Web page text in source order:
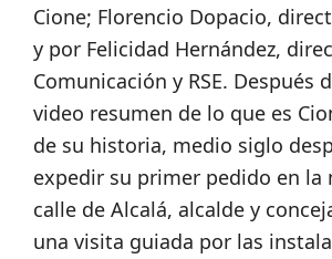
Cione; Florencio Dopacio,
y por Felicidad Hernández,
Comunicación y RSE. Después
video resumen de lo que es
de su historia, medio siglo
expedir su primer pedido en la
calle de Alcalá, alcalde y
una visita guiada por las